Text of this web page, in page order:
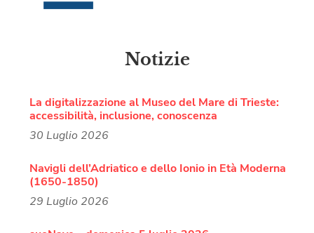
Notizie
La digitalizzazione al Museo del Mare di Trieste:
accessibilità, inclusione, conoscenza
30 Luglio 2026
Navigli dell’Adriatico e dello Ionio in Età Moderna
(1650-1850)
29 Luglio 2026